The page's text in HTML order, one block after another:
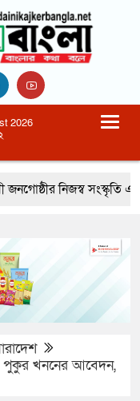
2026
নিজস্ব সংস্কৃতি এবং
পুকুর খননের আবেদন,